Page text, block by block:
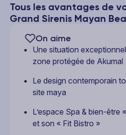
Tous les avantages de
Grand Sirenis Mayan
On aime
Une situation
zone protégée de Akumal
Le design contemporain
site maya
L’espace Spa & bien-être
et son « Fit Bistro »